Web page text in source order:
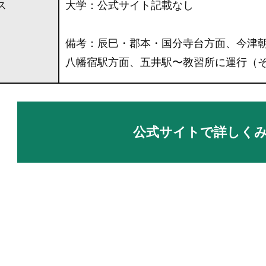
大学：公式サイト記載なし
備考：辰巳・郡本・国分寺台方面、今津
八幡宿駅方面、五井駅〜教習所に運行（
公式サイトで詳しく